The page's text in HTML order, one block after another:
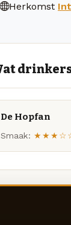
Herkomst
De Hopfan
Smaak: